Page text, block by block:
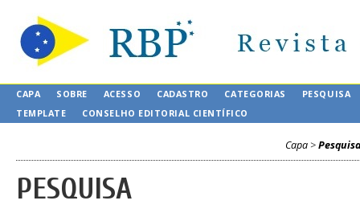
CAPA SOBRE ACESSO CADASTRO CATEGORIAS
PESQUISA
TEMPLATE
CONSELHO EDITORIAL CIENTÍFICO
Capa >
PESQUISA